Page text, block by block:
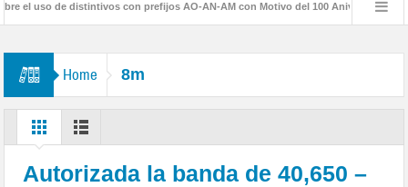
uso de distintivos con prefijos AO-AN-AM con Motivo del 100 Aniversario de la
Home 8m
Autorizada la banda de 40,650 –